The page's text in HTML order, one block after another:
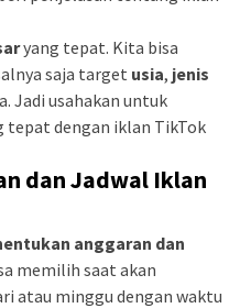
yang tepat. Kita bisa
saja target usia, jenis
Jadi usahakan untuk
tepat dengan iklan TikTok
dan Jadwal Iklan
anggaran dan
memilih saat akan
atau minggu dengan waktu